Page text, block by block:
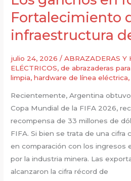
en
Vaca
Muerta
Networks
Fortalecimiento
infraestructura
julio 24, 2026/ABRAZADERAS Y
ELÉCTRICOS,de abrazaderas
limpia,hardware de línea eléctrica,
Recientemente, Argentina
Copa Mundial de la FIFA 2026,
recompensa de 33 millones de
FIFA. Si bien se trata de una cifra
en comparación con los ingresos
por la industria minera. Las
alcanzaron la cifra récord de